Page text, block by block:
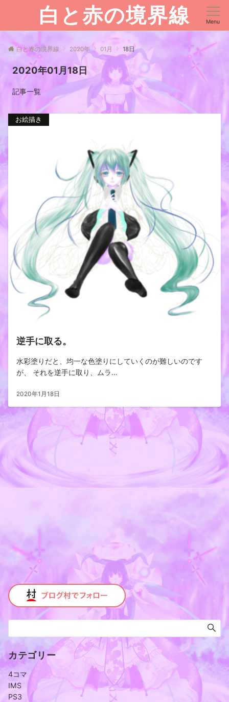
白と赤の境界線 Menu
白と赤の境界線 2020年 01月 18日
2020年01月18日
記事一覧
お絵描き
逆手に取る。
水彩塗りだと、均一な色塗りにしていくのが難しいのです
が、 それを逆手に取り、ムラ...
2020年1月18日
カテゴリー
4コマ
IMS
PS3